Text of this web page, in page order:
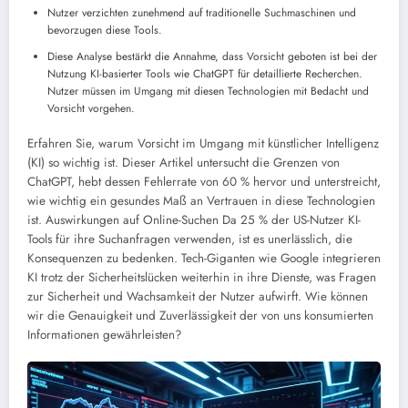
Nutzer verzichten zunehmend auf traditionelle Suchmaschinen und
bevorzugen diese Tools.
Diese Analyse bestärkt die Annahme, dass Vorsicht geboten ist bei der
Nutzung KI-basierter Tools wie ChatGPT für detaillierte Recherchen.
Nutzer müssen im Umgang mit diesen Technologien mit Bedacht und
Vorsicht vorgehen.
Erfahren Sie, warum Vorsicht im Umgang mit künstlicher Intelligenz
(KI) so wichtig ist. Dieser Artikel untersucht die Grenzen von
ChatGPT, hebt dessen Fehlerrate von 60 % hervor und unterstreicht,
wie wichtig ein gesundes Maß an Vertrauen in diese Technologien
ist. Auswirkungen auf Online-Suchen Da 25 % der US-Nutzer KI-
Tools für ihre Suchanfragen verwenden, ist es unerlässlich, die
Konsequenzen zu bedenken. Tech-Giganten wie Google integrieren
KI trotz der Sicherheitslücken weiterhin in ihre Dienste, was Fragen
zur Sicherheit und Wachsamkeit der Nutzer aufwirft. Wie können
wir die Genauigkeit und Zuverlässigkeit der von uns konsumierten
Informationen gewährleisten?